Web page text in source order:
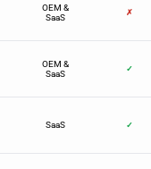
OEM &
SaaS
✗
OEM &
SaaS
✓
SaaS ✓